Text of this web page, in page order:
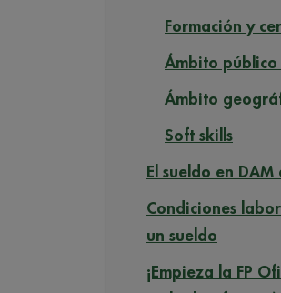
Formación y
Ámbito
Ámbito
Soft skills
El sueldo en
Condiciones
un sueldo
¡Empieza la FP